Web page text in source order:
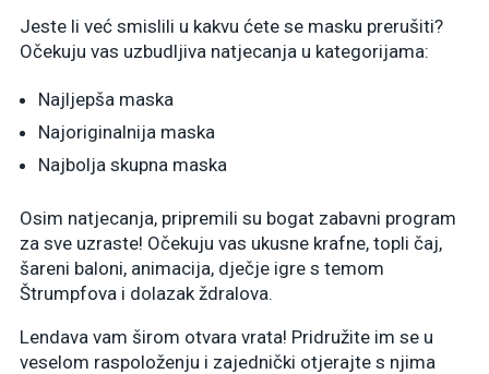
Jeste li već smislili u kakvu ćete se masku prerušiti?
Očekuju vas uzbudljiva natjecanja u kategorijama:
Najljepša maska
Najoriginalnija maska
Najbolja skupna maska
Osim natjecanja, pripremili su bogat zabavni program
za sve uzraste! Očekuju vas ukusne krafne, topli čaj,
šareni baloni, animacija, dječje igre s temom
Štrumpfova i dolazak ždralova.
Lendava vam širom otvara vrata! Pridružite im se u
veselom raspoloženju i zajednički otjerajte s njima